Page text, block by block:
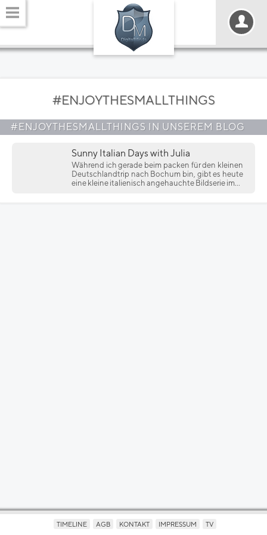
#ENJOYTHESMALLTHINGS
#ENJOYTHESMALLTHINGS IN UNSEREM BLOG
Sunny Italian Days with Julia
Während ich gerade beim packen für den kleinen
Deutschlandtrip nach Bochum bin, gibt es heute
eine kleine italienisch angehauchte Bildserie im...
TIMELINE AGB KONTAKT IMPRESSUM TV